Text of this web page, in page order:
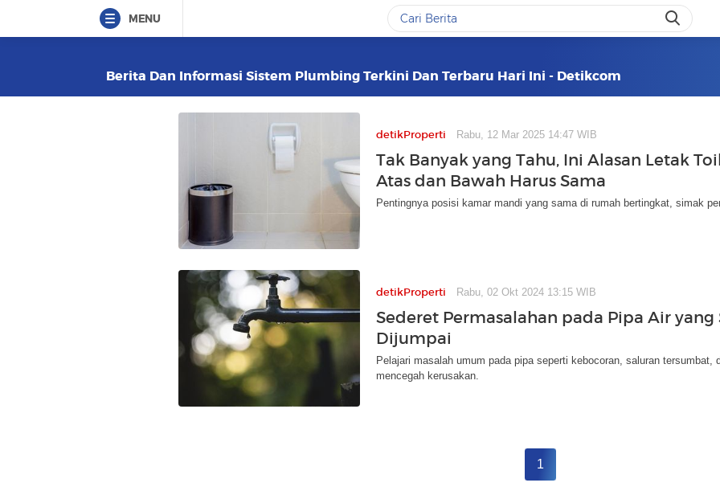
MENU
Berita Dan Informasi Sistem Plumbing Terkini Dan Terbaru Hari Ini - Detikcom
detikProperti Rabu, 12 Mar 2025 14:47 WIB
Tak Banyak yang Tahu, Ini Alasan Letak
Atas dan Bawah Harus Sama
Pentingnya posisi kamar mandi yang sama di rumah bertingkat, simak
detikProperti Rabu, 02 Okt 2024 13:15 WIB
Sederet Permasalahan pada Pipa Air yang
Dijumpai
Pelajari masalah umum pada pipa seperti kebocoran, saluran tersumbat,
mencegah kerusakan.
1